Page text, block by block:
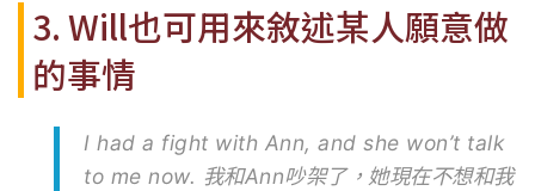
3. Will也可用來敘述某人願意做
的事情
I had a fight with Ann, and she won’t talk
to me now. 我和Ann吵架了，她現在不想和我